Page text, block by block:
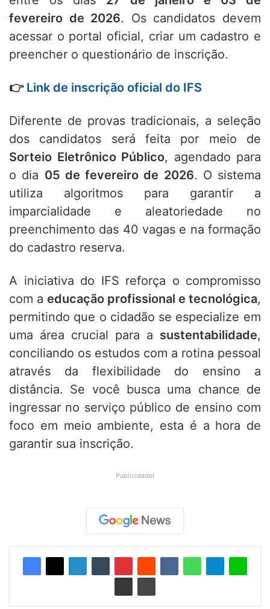
fevereiro de 2026. Os candidatos devem
acessar o portal oficial, criar um cadastro e
preencher o questionário de inscrição.
👉 Link de inscrição oficial do IFS
Diferente de provas tradicionais, a seleção
dos candidatos será feita por meio de
Sorteio Eletrônico Público, agendado para
o dia 05 de fevereiro de 2026. O sistema
utiliza algoritmos para garantir a
imparcialidade e aleatoriedade no
preenchimento das 40 vagas e na formação
do cadastro reserva.
A iniciativa do IFS reforça o compromisso
com a educação profissional e tecnológica,
permitindo que o cidadão se especialize em
uma área crucial para a sustentabilidade,
conciliando os estudos com a rotina pessoal
através da flexibilidade do ensino a
distância. Se você busca uma chance de
ingressar no serviço público de ensino com
foco em meio ambiente, esta é a hora de
garantir sua inscrição.
Publicidade!